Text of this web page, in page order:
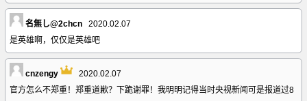
名無し@2chcn
2020.02.07
是英雄啊，仅仅是英雄吧
cnzengy
2020.02.07
官方怎么不郑重！郑重道歉？下跪谢罪！我明明记得当时央视新闻可是报道过8